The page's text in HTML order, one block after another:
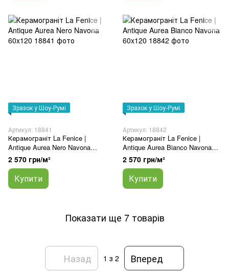
Зразок у Шоу-Румі
Артикул: 18841
Керамограніт La Fenice |
Antique Aurea Nero Navona
60x120
2 570 грн/м²
Купити
Зразок у Шоу-Румі
Артикул: 18842
Керамограніт La Fenice |
Antique Aurea Bianco Navona
60x120
2 570 грн/м²
Купити
Показати ще 7 товарів
Назад 1 з 2
Вперед